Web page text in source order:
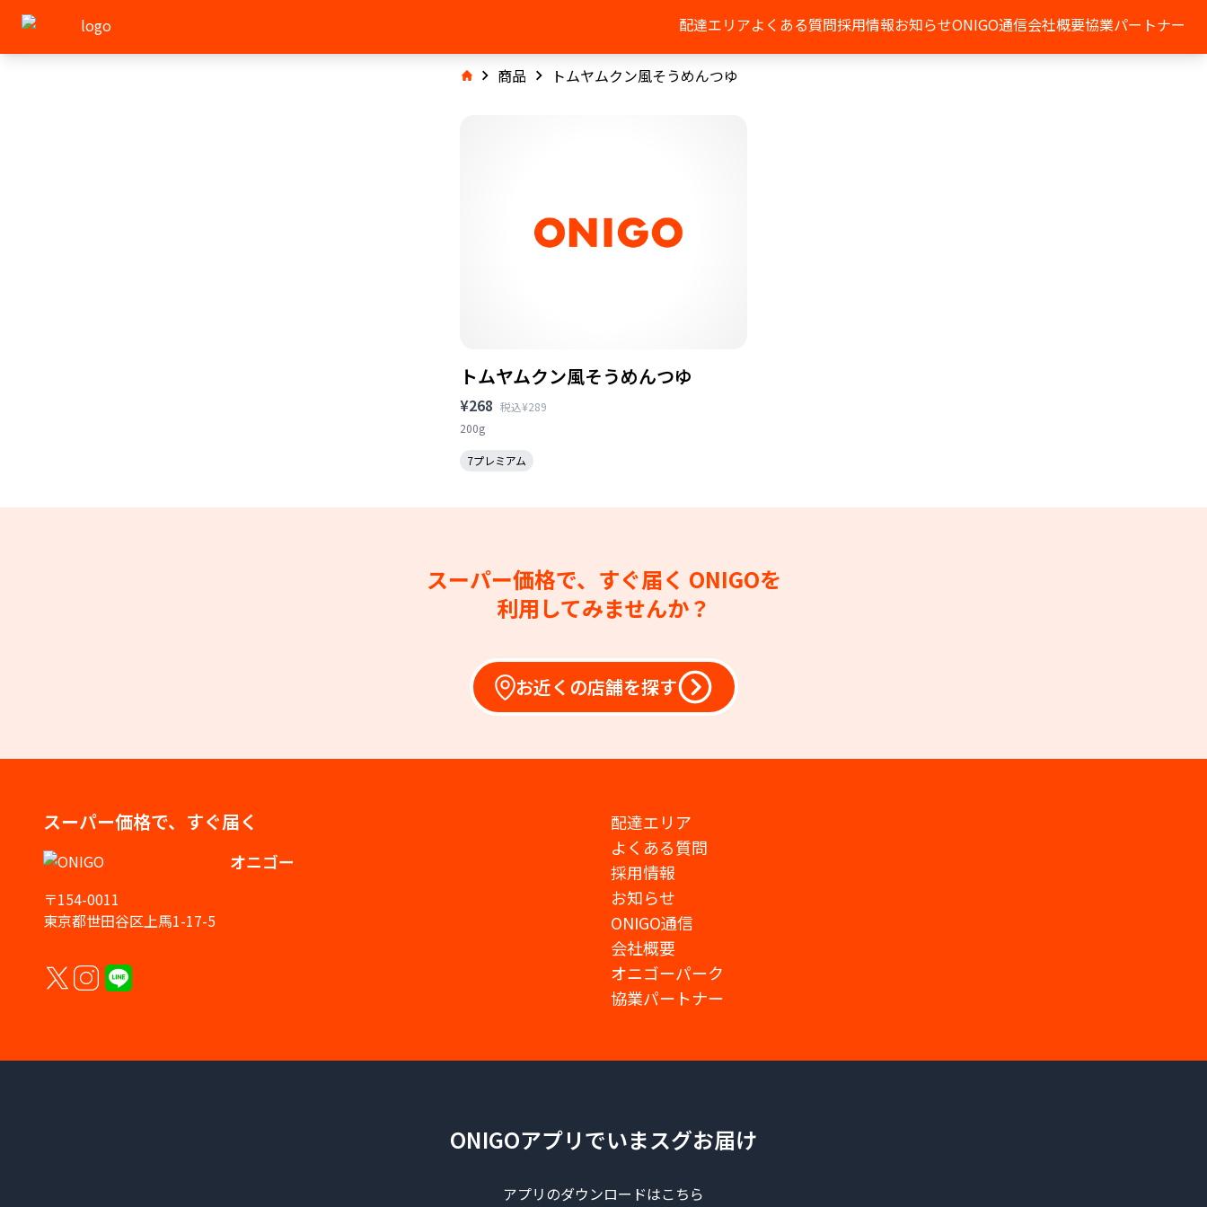
配達エリアよくある質問採用情報お知らせONIGO通信会社概要協業パートナー
商品 トムヤムクン風そうめんつゆ
トムヤムクン風そうめんつゆ
¥268 税込¥289
200g
7プレミアム
スーパー価格で、すぐ届く ONIGOを
利用してみませんか？
お近くの店舗を探す
スーパー価格で、すぐ届く
オニゴー
〒154-0011
東京都世田谷区上馬1-17-5
配達エリア
よくある質問
採用情報
お知らせ
ONIGO通信
会社概要
オニゴーパーク
協業パートナー
ONIGOアプリでいまスグお届け
アプリのダウンロードはこちら